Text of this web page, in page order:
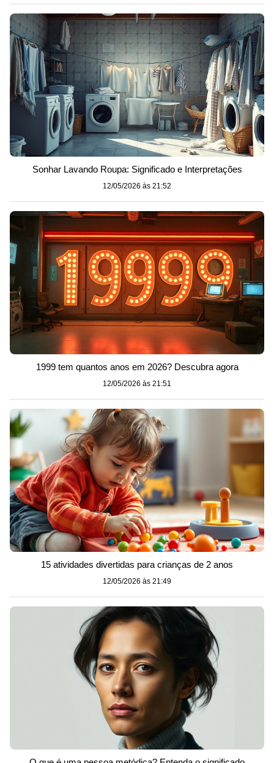
Sonhar Lavando Roupa: Significado e Interpretações
12/05/2026 às 21:52
1999 tem quantos anos em 2026? Descubra agora
12/05/2026 às 21:51
15 atividades divertidas para crianças de 2 anos
12/05/2026 às 21:49